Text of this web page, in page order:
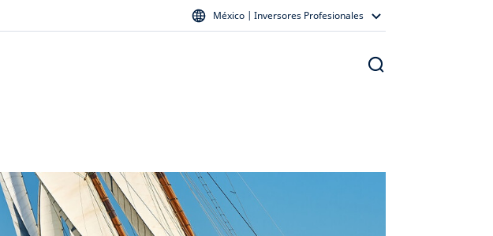
México | Inversores Profesionales